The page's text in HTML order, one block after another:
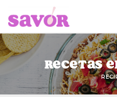
Recetas